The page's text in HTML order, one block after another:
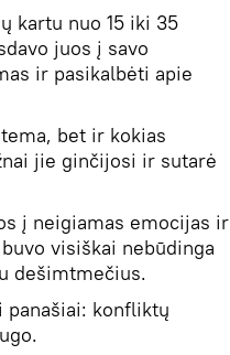
kartu nuo 15 iki 35
juos į savo
ir pasikalbėti apie
bet ir kokias
jie ginčijosi ir sutarė
į neigiamas emocijas ir
visiškai nebūdinga
dešimtmečius.
panašiai: konfliktų